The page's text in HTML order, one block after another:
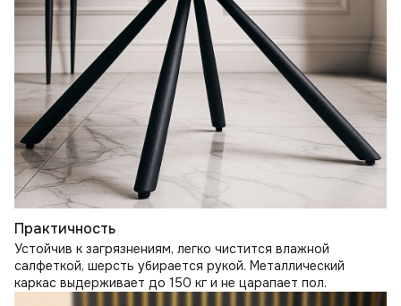
Практичность
Устойчив к загрязнениям, легко чистится влажной
салфеткой, шерсть убирается рукой. Металлический
каркас выдерживает до 150 кг и не царапает пол.